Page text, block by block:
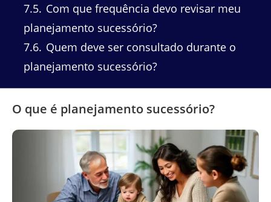
7.5 Com que frequência devo revisar meu
planejamento sucessório?
7.6 Quem deve ser consultado durante o
planejamento sucessório?
O que é planejamento sucessório?